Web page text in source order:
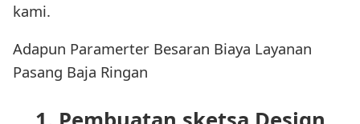
kami.
Adapun Paramerter Besaran Biaya Layanan
Pasang Baja Ringan